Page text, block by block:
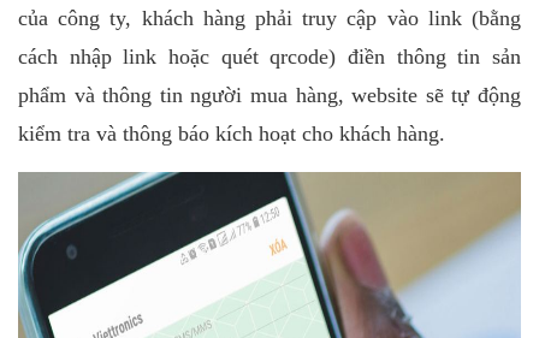
của công ty, khách hàng phải truy cập vào link (bằng
cách nhập link hoặc quét qrcode) điền thông tin sản
phẩm và thông tin người mua hàng, website sẽ tự động
kiểm tra và thông báo kích hoạt cho khách hàng.